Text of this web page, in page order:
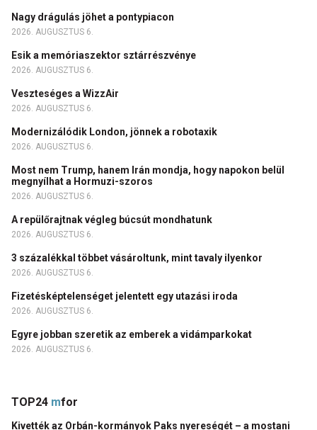
Nagy drágulás jöhet a pontypiacon
2026. AUGUSZTUS 6.
Esik a memóriaszektor sztárrészvénye
2026. AUGUSZTUS 6.
Veszteséges a WizzAir
2026. AUGUSZTUS 6.
Modernizálódik London, jönnek a robotaxik
2026. AUGUSZTUS 6.
Most nem Trump, hanem Irán mondja, hogy napokon belül
megnyílhat a Hormuzi-szoros
2026. AUGUSZTUS 6.
A repülőrajtnak végleg búcsút mondhatunk
2026. AUGUSZTUS 6.
3 százalékkal többet vásároltunk, mint tavaly ilyenkor
2026. AUGUSZTUS 6.
Fizetésképtelenséget jelentett egy utazási iroda
2026. AUGUSZTUS 6.
Egyre jobban szeretik az emberek a vidámparkokat
2026. AUGUSZTUS 6.
TOP24 mfor
Kivették az Orbán-kormányok Paks nyereségét – a mostani